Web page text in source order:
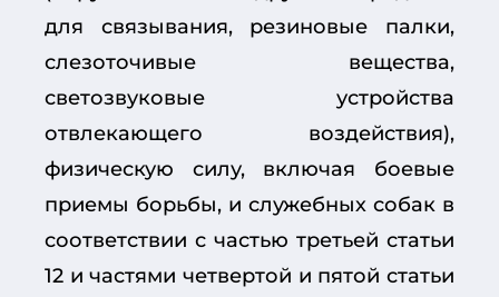
для связывания, резиновые палки,
слезоточивые вещества,
светозвуковые устройства
отвлекающего воздействия),
физическую силу, включая боевые
приемы борьбы, и служебных собак в
соответствии с частью третьей статьи
12 и частями четвертой и пятой статьи